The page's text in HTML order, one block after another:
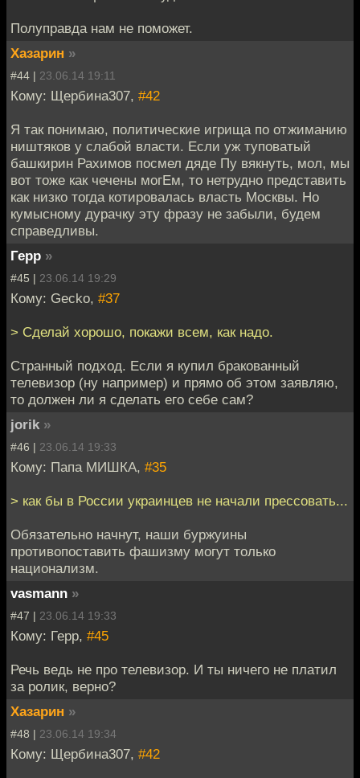
Полуправда нам не поможет.
Хазарин »
#44 | 23.06.14 19:11
Кому: Щербина307, #42
Я так понимаю, политические игрища по отжиманию
ништяков у слабой власти. Если уж туповатый
башкирин Рахимов посмел дяде Пу вякнуть, мол, мы
вот тоже как чечены могЕм, то нетрудно представить
как низко тогда котировалась власть Москвы. Но
кумысному дурачку эту фразу не забыли, будем
справедливы.
Герр »
#45 | 23.06.14 19:29
Кому: Gecko, #37
> Сделай хорошо, покажи всем, как надо.
Странный подход. Если я купил бракованный
телевизор (ну например) и прямо об этом заявляю,
то должен ли я сделать его себе сам?
jorik »
#46 | 23.06.14 19:33
Кому: Папа МИШКА, #35
> как бы в России украинцев не начали прессовать...
Обязательно начнут, наши буржуины
противопоставить фашизму могут только
национализм.
vasmann »
#47 | 23.06.14 19:33
Кому: Герр, #45
Речь ведь не про телевизор. И ты ничего не платил
за ролик, верно?
Хазарин »
#48 | 23.06.14 19:34
Кому: Щербина307, #42